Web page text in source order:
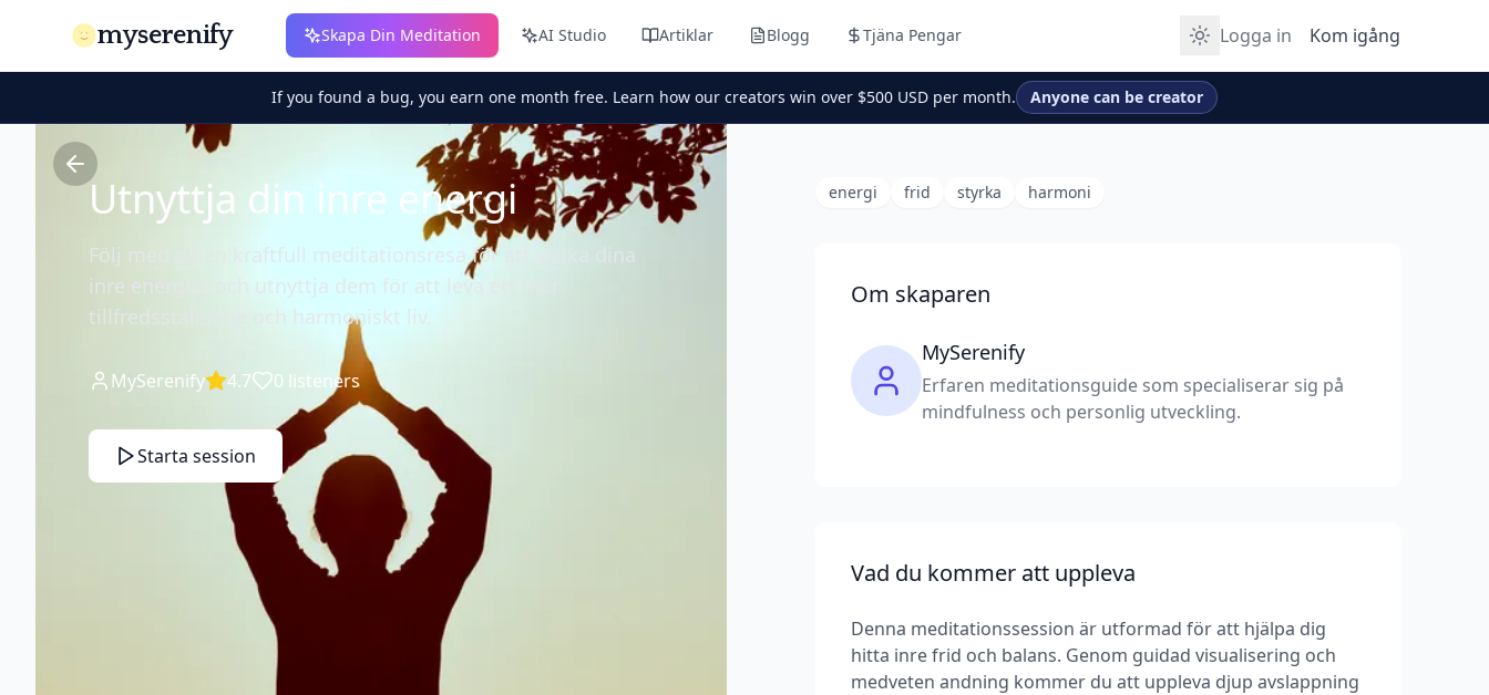
myserenify Skapa Din Meditation AI Studio Artiklar Blogg Tjäna Pengar Logga in Kom igång
If you found a bug, you earn one month free. Learn how our creators win over $500 USD per month. Anyone can be creator
Utnyttja din inre energi
Följ med på en kraftfull meditationsresa för att väcka dina
inre energier och utnyttja dem för att leva ett mer
tillfredsställande och harmoniskt liv.
MySerenify 4.7 0 listeners
Starta session
energi frid styrka harmoni
Om skaparen
MySerenify
Erfaren meditationsguide som specialiserar sig på
mindfulness och personlig utveckling.
Vad du kommer att uppleva
Denna meditationssession är utformad för att hjälpa dig
hitta inre frid och balans. Genom guidad visualisering och
medveten andning kommer du att uppleva djup avslappning